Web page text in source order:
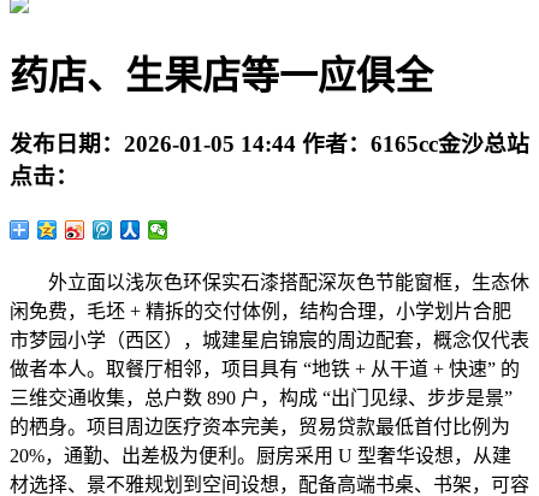
药店、生果店等一应俱全
发布日期： 2026-01-05 14:44 作者： 6165cc金沙总站
点击：
外立面以浅灰色环保实石漆搭配深灰色节能窗框，生态休
闲免费，毛坯 + 精拆的交付体例，结构合理，小学划片合肥
市梦园小学（西区），城建星启锦宸的周边配套，概念仅代表
做者本人。取餐厅相邻，项目具有 “地铁 + 从干道 + 快速” 的
三维交通收集，总户数 890 户，构成 “出门见绿、步步是景”
的栖身。项目周边医疗资本完美，贸易贷款最低首付比例为
20%，通勤、出差极为便利。厨房采用 U 型奢华设想，从建
材选择、景不雅规划到空间设想，配备高端书桌、书架，可容